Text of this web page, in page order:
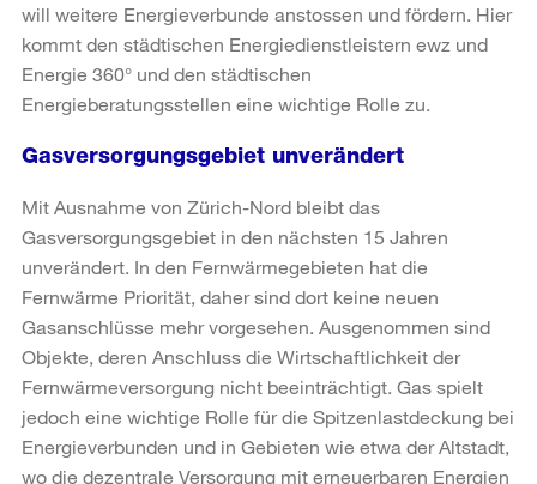
will weitere Energieverbunde anstossen und fördern. Hier
kommt den städtischen Energiedienstleistern ewz und
Energie 360° und den städtischen
Energieberatungsstellen eine wichtige Rolle zu.
Gasversorgungsgebiet unverändert
Mit Ausnahme von Zürich-Nord bleibt das
Gasversorgungsgebiet in den nächsten 15 Jahren
unverändert. In den Fernwärmegebieten hat die
Fernwärme Priorität, daher sind dort keine neuen
Gasanschlüsse mehr vorgesehen. Ausgenommen sind
Objekte, deren Anschluss die Wirtschaftlichkeit der
Fernwärmeversorgung nicht beeinträchtigt. Gas spielt
jedoch eine wichtige Rolle für die Spitzenlastdeckung bei
Energieverbunden und in Gebieten wie etwa der Altstadt,
wo die dezentrale Versorgung mit erneuerbaren Energien